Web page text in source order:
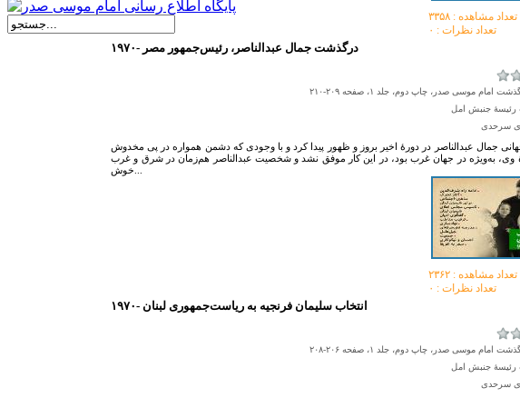
تعداد مشاهده :‌ ۳۳۵۸
تعداد نظرات : ۰
۱۹۷۰- درگذشت جمال عبدالناصر، رئیس‌جمهور مصر
موسی صدر، چاپ دوم، جلد ۱، صفحه ۲۰۹-۲۱۰
رئیسۀ جنبش امل
سرحدی
جمال عبدالناصر در دورۀ اخیر بروز و ظهور پیدا کرد و با وجودی که دشمن همواره در پی مخدوش
وی، به‌ویژه در جهان غرب بود، در این کار موفق نشد و شخصیت عبدالناصر هم‌زمان در شرق و غرب
تعداد مشاهده :‌ ۲۳۶۲
تعداد نظرات : ۰
موسی صدر، چاپ دوم، جلد ۱، صفحه ۲۰۶-۲۰۸
رئیسۀ جنبش امل
سرحدی